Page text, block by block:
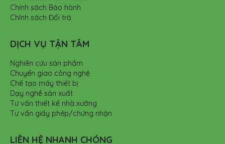
Chính sách Bảo hành
Chính sách Đổi trả
DỊCH VỤ TẬN TÂM
Nghiên cứu sản phẩm
Chuyển giao công nghệ
Chế tạo máy thiết bị
Dạy nghề sản xuất
Tư vấn thiết kế nhà xưởng
Tư vấn giấy phép/chứng nhận
LIÊN HỆ NHANH CHÓNG